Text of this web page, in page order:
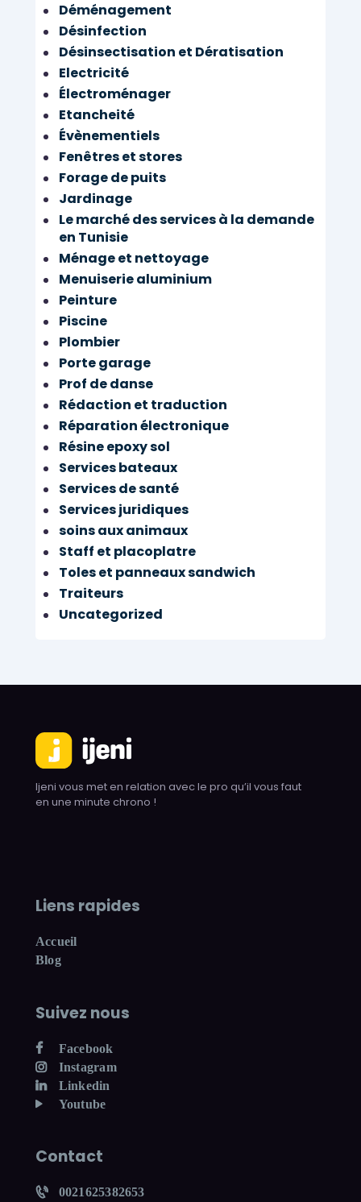
Déménagement
Désinfection
Désinsectisation et Dératisation
Electricité
Électroménager
Etancheité
Évènementiels
Fenêtres et stores
Forage de puits
Jardinage
Le marché des services à la demande
en Tunisie
Ménage et nettoyage
Menuiserie aluminium
Peinture
Piscine
Plombier
Porte garage
Prof de danse
Rédaction et traduction
Réparation électronique
Résine epoxy sol
Services bateaux
Services de santé
Services juridiques
soins aux animaux
Staff et placoplatre
Toles et panneaux sandwich
Traiteurs
Uncategorized
Ijeni vous met en relation avec le pro qu’il vous faut
en une minute chrono !
Liens rapides
Accueil
Blog
Suivez nous
Facebook
Instagram
Linkedin
Youtube
Contact
0021625382653